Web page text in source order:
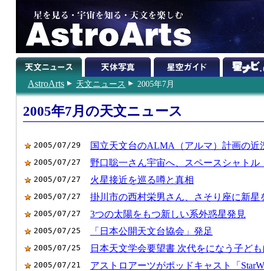
AstroArts 天文ニュース 2005年7月
2005年7月の天文ニュース
2005/07/29 国立天文台のALMA（アルマ）計画の近
2005/07/27 野口聡一さん宇宙へ、スペースシャト
2005/07/27 火星接近を巡る噂と真相
2005/07/27 掛川市の西村栄男さん、さそり座に新星
2005/07/27 3つの太陽をもつ新しい系外惑星発見
2005/07/25 「日本公開天文台協会」発足
2005/07/25 日本天文学会要望書 次代をになう子ど
2005/07/21 アストロアーツがポッドキャスト「